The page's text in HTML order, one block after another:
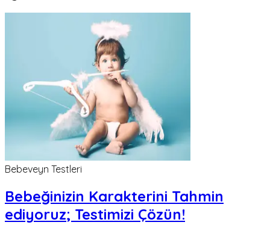
Bebeveyn Testleri
Bebeğinizin Karakterini Tahmin
ediyoruz; Testimizi Çözün!